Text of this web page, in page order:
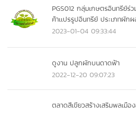
PGS012 กลุ่มเกษตรอินทรีย์ร่
ค้าเเปรรูปอินทรีย์ ประเภทผัก
2023-01-04 09:33:44
ดูงาน ปลูกผักบนดาดฟ้า
2022-12-20 09:07:23
ตลาดสีเขียวสร้างเสริมพลเมื